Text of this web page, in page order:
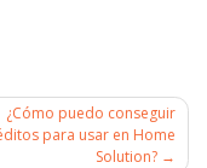
¿Cómo puedo conseguir
para usar en Home
Solution?